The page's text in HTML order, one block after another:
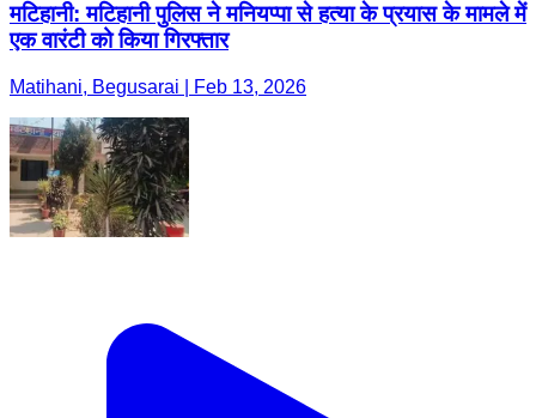
मटिहानी: मटिहानी पुलिस ने मनियप्पा से हत्या के प्रयास के मामले में
एक वारंटी को किया गिरफ्तार
Matihani, Begusarai | Feb 13, 2026